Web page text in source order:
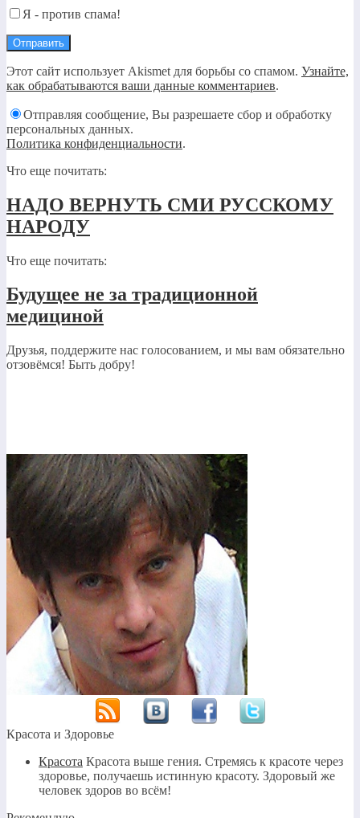
Я - против спама!
Этот сайт использует Akismet для борьбы со спамом. Узнайте,
как обрабатываются ваши данные комментариев.
Отправляя сообщение, Вы разрешаете сбор и обработку
персональных данных.
Политика конфиденциальности.
Что еще почитать:
НАДО ВЕРНУТЬ СМИ РУССКОМУ
НАРОДУ
Что еще почитать:
Будущее не за традиционной
медициной
Друзья, поддержите нас голосованием, и мы вам обязательно
отзовёмся! Быть добру!
Красота и Здоровье
Красота Красота выше гения. Стремясь к красоте через
здоровье, получаешь истинную красоту. Здоровый же
человек здоров во всём!